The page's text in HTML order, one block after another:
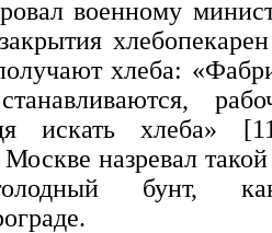
военному
хлеба:
искать хлеба»
назревал
бунт,